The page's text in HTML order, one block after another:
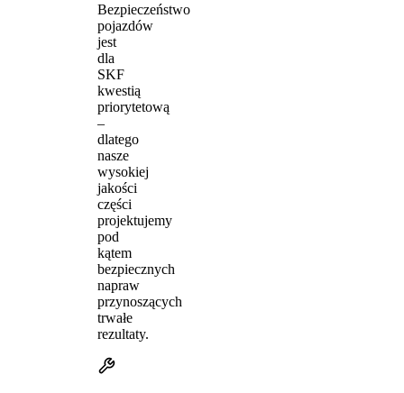
Bezpieczeństwo
pojazdów
jest
dla
SKF
kwestią
priorytetową
–
dlatego
nasze
wysokiej
jakości
części
projektujemy
pod
kątem
bezpiecznych
napraw
przynoszących
trwałe
rezultaty.